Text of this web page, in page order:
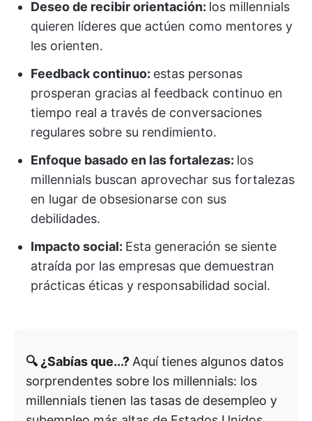
Deseo de recibir orientación: los millennials
quieren líderes que actúen como mentores y
les orienten.
Feedback continuo: estas personas
prosperan gracias al feedback continuo en
tiempo real a través de conversaciones
regulares sobre su rendimiento.
Enfoque basado en las fortalezas: los
millennials buscan aprovechar sus fortalezas
en lugar de obsesionarse con sus
debilidades.
Impacto social: Esta generación se siente
atraída por las empresas que demuestran
prácticas éticas y responsabilidad social.
🔍 ¿Sabías que...? Aquí tienes algunos datos
sorprendentes sobre los millennials: los
millennials tienen las tasas de desempleo y